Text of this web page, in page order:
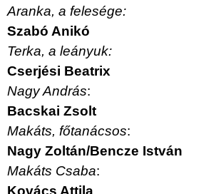
Aranka, a felesége:
Szabó Anikó
Terka, a leányuk:
Cserjési Beatrix
Nagy András:
Bacskai Zsolt
Makáts, főtanácsos:
Nagy Zoltán/Bencze István
Makáts Csaba: